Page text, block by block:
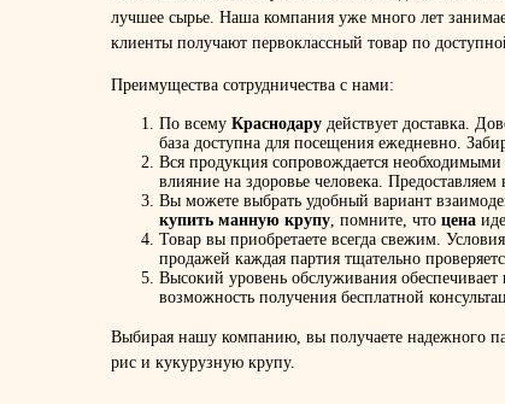
лучшее сырье. Наша компания уже много лет
клиенты получают первоклассный товар по
Преимущества сотрудничества с нами:
По всему Краснодару действует доставка.
база доступна для посещения ежедневно.
Вся продукция сопровождается
влияние на здоровье человека.
Вы можете выбрать удобный вариант
купить манную крупу, помните, что цена
Товар вы приобретаете всегда свежим.
продажей каждая партия тщательно
Высокий уровень обслуживания
возможность получения бесплатной
Выбирая нашу компанию, вы получаете надежного
рис и кукурузную крупу.